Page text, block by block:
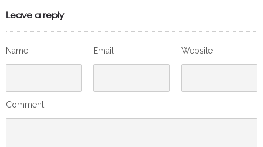
Leave a reply
Name Email Website
Comment